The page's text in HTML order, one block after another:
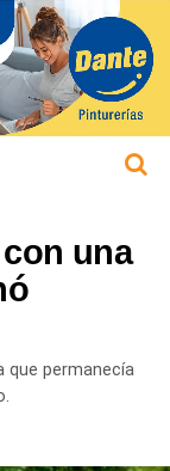
una
que permanecía